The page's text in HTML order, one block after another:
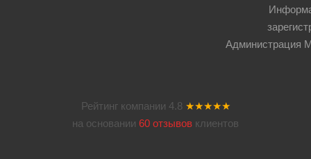
Администрация
Рейтинг компании 4.8 ★★★★★
на основании 60 отзывов клиентов